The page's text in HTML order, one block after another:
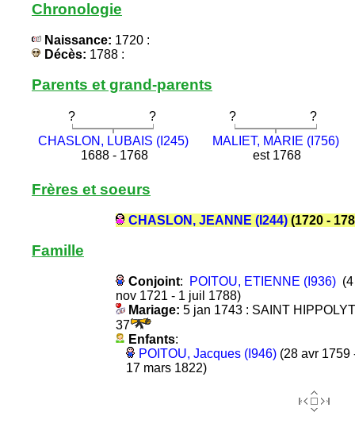
Chronologie
Naissance: 1720 :
Décès: 1788 :
Parents et grand-parents
? ? ?
?
CHASLON, LUBAIS (I245)
1688 - 1768
MALIET, MARIE (I756)
est 1768
Frères et soeurs
CHASLON, JEANNE (I244)(1720 -
Famille
Conjoint: POITOU, ETIENNE (I936)(4
nov 1721 - 1 juil 1788)
Mariage: 5 jan 1743 : SAINT
37
Enfants:
POITOU, Jacques (I946)(28 avr 1759
17 mars 1822)